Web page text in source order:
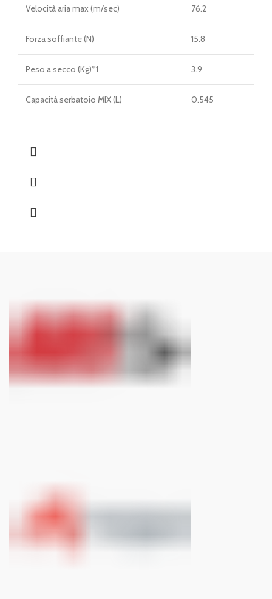
Velocità aria max (m/sec) 76.2
Forza soffiante (N) 15.8
Peso a secco (Kg)*1 3.9
Capacità serbatoio MIX (L) 0.545